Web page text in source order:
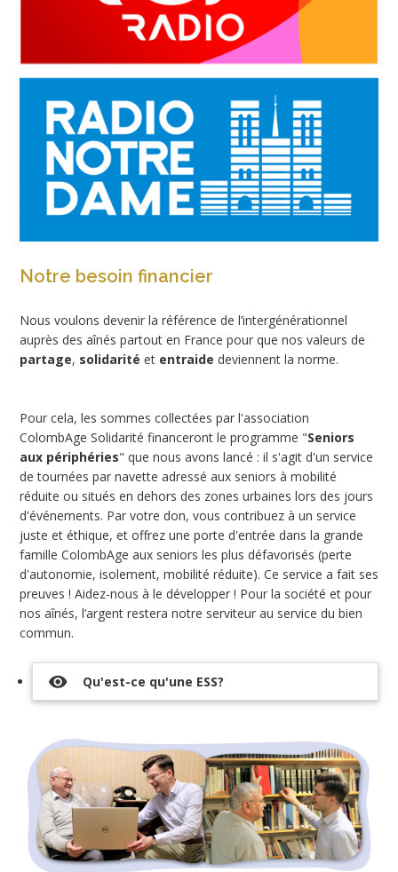
Notre besoin financier
Nous voulons devenir la référence de l’intergénérationnel
auprès des aînés partout en France pour que nos valeurs de
partage, solidarité et entraide deviennent la norme.
Pour cela, les sommes collectées par l'association
ColombAge Solidarité financeront le programme "Seniors
aux périphéries" que nous avons lancé : il s'agit d'un service
de tournées par navette adressé aux seniors à mobilité
réduite ou situés en dehors des zones urbaines lors des jours
d'événements. Par votre don, vous contribuez à un service
juste et éthique, et offrez une porte d'entrée dans la grande
famille ColombAge aux seniors les plus défavorisés (perte
d'autonomie, isolement, mobilité réduite). Ce service a fait ses
preuves ! Aidez-nous à le développer ! Pour la société et pour
nos aînés, l’argent restera notre serviteur au service du bien
commun.
visibility Qu'est-ce qu'une ESS?